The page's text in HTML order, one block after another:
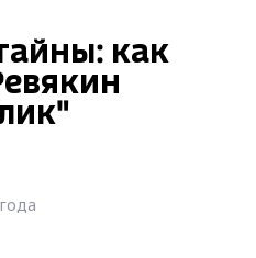
как